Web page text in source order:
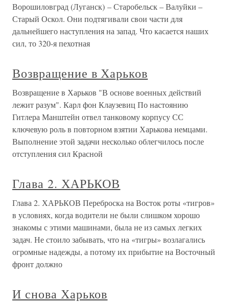
Ворошиловград (Луганск) – Старобельск – Валуйки –
Старый Оскол. Они подтягивали свои части для
дальнейшего наступления на запад. Что касается наших
сил, то 320-я пехотная
Возвращение в Харьков
Возвращение в Харьков "В основе военных действий
лежит разум". Карл фон Клаузевиц По настоянию
Гитлера Манштейн отвел танковому корпусу СС
ключевую роль в повторном взятии Харькова немцами.
Выполнение этой задачи несколько облегчилось после
отступления сил Красной
Глава 2. ХАРЬКОВ
Глава 2. ХАРЬКОВ Переброска на Восток роты «тигров»
в условиях, когда водители не были слишком хорошо
знакомы с этими машинами, была не из самых легких
задач. Не стоило забывать, что на «тигры» возлагались
огромные надежды, а потому их прибытие на Восточный
фронт должно
И снова Харьков